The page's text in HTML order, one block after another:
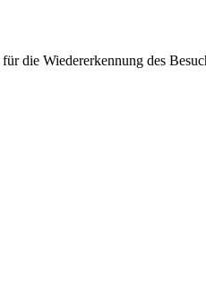
die Wiedererkennung des